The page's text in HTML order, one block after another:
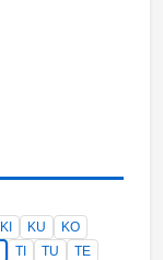
KI KU
KO
TI TU
TE